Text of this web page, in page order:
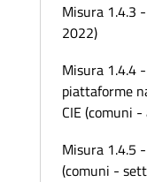
Misura 1.4.3
2022)
Misura 1.4.4
piattaforme
CIE (comuni
Misura 1.4.5
(comuni -